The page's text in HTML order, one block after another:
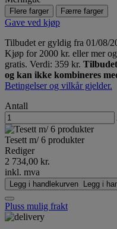
Flere farger Færre farger
Gave ved kjøp
Tilbudet er gyldig fra 01/08/
Kjøp for 2000 kr. eller mer
gratis. Verdi: 359 kr.
og kan ikke kombineres
Betingelser og vilkår gjelder.
Antall
Tesett m/ 6 produkter
Rediger
2 734,00 kr.
inkl. mva
Legg i handlekurven Legg i
Pluss mulig frakt